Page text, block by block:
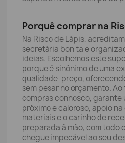
Porquê comprar na
Na Risco de Lápis,
secretária bonita e
ideias. Escolhemos este
porque é sinónimo de uma
qualidade-preço,
sem pesar no orçamento.
compras connosco, garante
próximo e caloroso, apoio
materiais e o carinho de
preparada à mão, com todo
chegue impecável ao seu